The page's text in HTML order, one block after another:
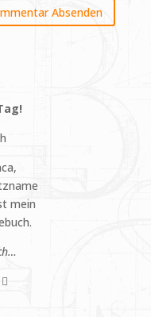
mein